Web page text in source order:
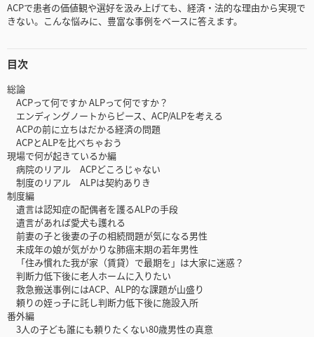
ACPで患者の価値観や選好を汲み上げても、経済・法的な理由から実現で
きない。こんな悩みに、豊富な事例をベースに答えます。
目次
総論
ACPって何ですか ALPって何ですか？
エンディングノートからピース、ACP/ALPを考える
ACPの前に立ちはだかる経済の問題
ACPとALPを比べちゃおう
現場で何が起きているか編
病院のリアル ACPどころじゃない
制度のリアル ALPは契約ありき
制度編
遺言は認知症の配偶者を護るALPの手段
遺言があれば愛犬も護れる
前妻の子と後妻の子の相続問題が気になる男性
未成年の娘が気がかりな肺癌末期の若年男性
「住み慣れた我が家（賃貸）で最期を」は大家に迷惑？
判断力低下後に老人ホームに入りたい
救急搬送事例にはACP、ALP的な課題が山盛り
頼りの姪っ子に託し判断力低下後に施設入所
番外編
3人の子ども誰にも頼りたくない80歳男性の真意